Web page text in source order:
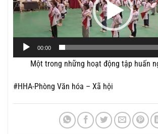
00:00
Một trong những hoạt động tập huấn
#HHA-Phòng Văn hóa – Xã hội